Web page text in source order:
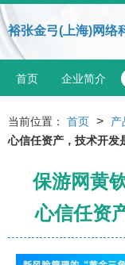
裕张金弓(上海)网络
首页 企业简介
当前位置： 首页 > 产
心信任资产，技术开发
保游网黄
心信任资